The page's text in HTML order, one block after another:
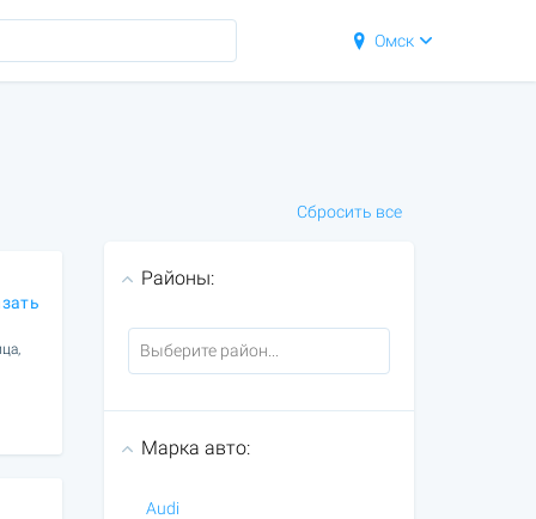
Омск
Сбросить все
Районы:
Марка авто:
Audi